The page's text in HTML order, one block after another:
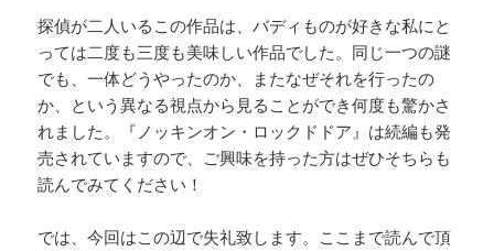
探偵が二人いるこの作品は、バディものが好きな私にと
っては二度も三度も美味しい作品でした。同じ一つの謎
でも、一体どうやったのか、またなぜそれを行ったの
か、という異なる視点から見ることができ何度も驚かさ
れました。『ノッキンオン・ロックドドア』は続編も発
売されていますので、ご興味を持った方はぜひそちらも
読んでみてください！
では、今回はこの辺で失礼致します。ここまで読んで頂